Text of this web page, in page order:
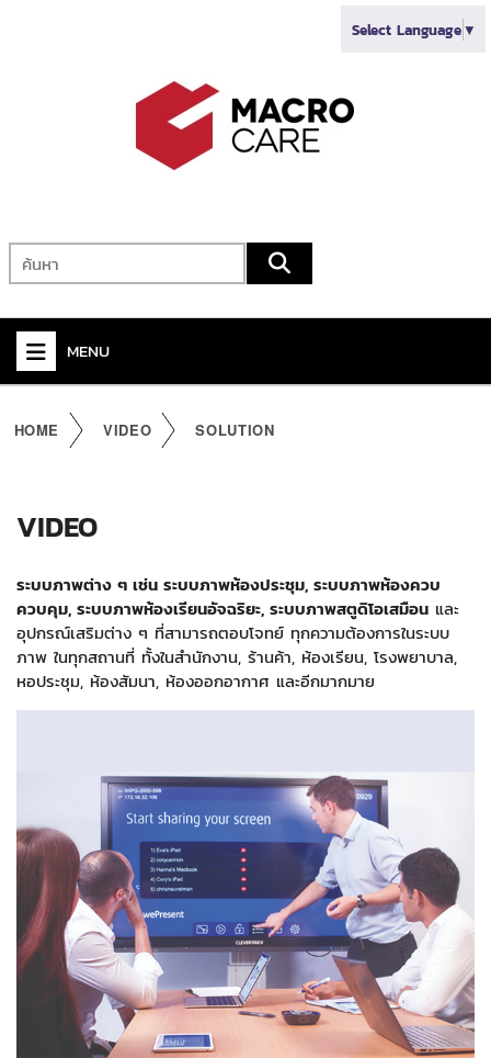
Select Language▼
MENU
CONNECTIVITY
IOT
OTHER
ABOUT US
HOME VIDEO SOLUTION
VIDEO
ระบบภาพต่าง ๆ เช่น ระบบภาพห้องประชุม, ระบบภาพห้องควบ
ควบคุม, ระบบภาพห้องเรียนอัจฉริยะ, ระบบภาพสตูดิโอเสมือน และ
อุปกรณ์เสริมต่าง ๆ ที่สามารถตอบโจทย์ ทุกความต้องการในระบบ
ภาพ ในทุกสถานที่ ทั้งในสำนักงาน, ร้านค้า, ห้องเรียน, โรงพยาบาล,
หอประชุม, ห้องสัมนา, ห้องออกอากาศ และอีกมากมาย